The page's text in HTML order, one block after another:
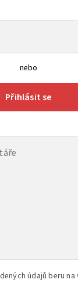
nebo
Přihlásit se